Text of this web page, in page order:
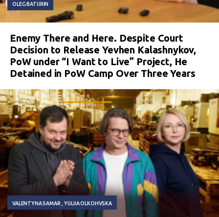
OLEG BATURIN
Enemy There and Here. Despite Court
Decision to Release Yevhen Kalashnykov,
PoW under “I Want to Live” Project, He
Detained in PoW Camp Over Three Years
VALENTYNA SAMAR YULIIA OLKOHVSKA